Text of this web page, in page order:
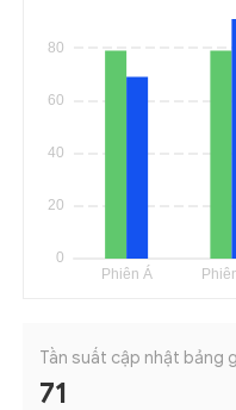
Tần suất cập nhật bảng
71